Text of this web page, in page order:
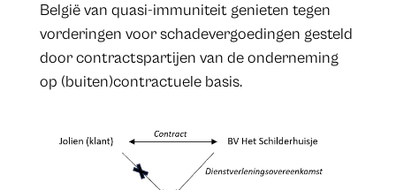
België van quasi-immuniteit genieten tegen
vorderingen voor schadevergoedingen gesteld
door contractspartijen van de onderneming
op (buiten)contractuele basis.